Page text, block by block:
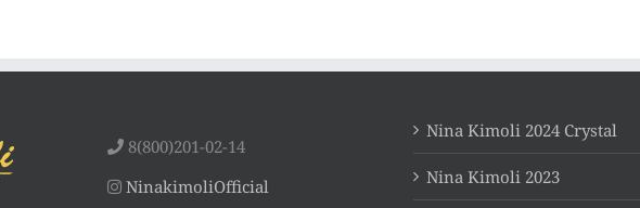
8(800)201-02-14
NinakimoliOfficial
Nina Kimoli 2024 Crystal
Nina Kimoli 2023